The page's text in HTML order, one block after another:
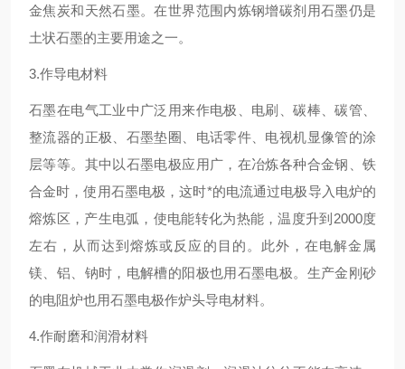
金焦炭和天然石墨。在世界范围内炼钢增碳剂用石墨仍是
土状石墨的主要用途之一。
3.作导电材料
石墨在电气工业中广泛用来作电极、电刷、碳棒、碳管、
整流器的正极、石墨垫圈、电话零件、电视机显像管的涂
层等等。其中以石墨电极应用广，在冶炼各种合金钢、铁
合金时，使用石墨电极，这时*的电流通过电极导入电炉的
熔炼区，产生电弧，使电能转化为热能，温度升到2000度
左右，从而达到熔炼或反应的目的。此外，在电解金属
镁、铝、钠时，电解槽的阳极也用石墨电极。生产金刚砂
的电阻炉也用石墨电极作炉头导电材料。
4.作耐磨和润滑材料